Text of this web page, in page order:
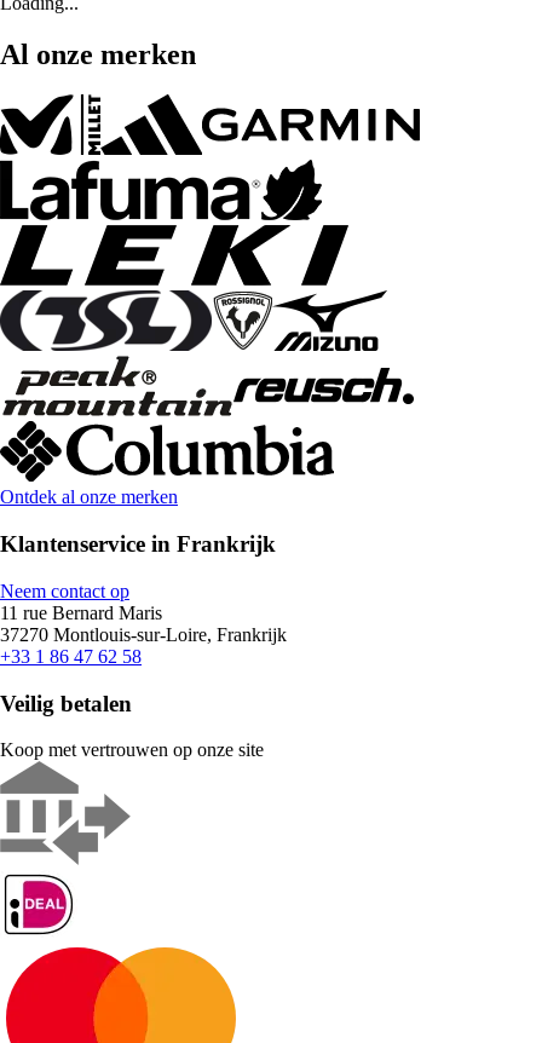
Al onze merken
Ontdek al onze merken
Klantenservice in Frankrijk
Neem contact op
11 rue Bernard Maris
37270 Montlouis-sur-Loire, Frankrijk
+33 1 86 47 62 58
Veilig betalen
Koop met vertrouwen op onze site